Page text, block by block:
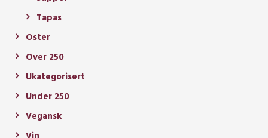
Tapas
Oster
Over 250
Ukategorisert
Under 250
Vegansk